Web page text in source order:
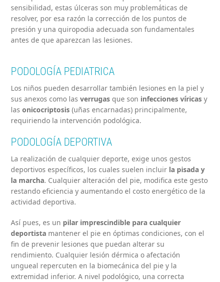
sensibilidad, estas úlceras son muy problemáticas de
resolver, por esa razón la corrección de los puntos de
presión y una quiropodia adecuada son fundamentales
antes de que aparezcan las lesiones.
PODOLOGÍA PEDIATRICA
Los niños pueden desarrollar también lesiones en la piel y
sus anexos como lasverrugas que son infecciones víricas y
lasonicocriptosis (uñas encarnadas) principalmente,
requiriendo la intervención podológica.
PODOLOGÍA DEPORTIVA
La realización de cualquier deporte, exige unos gestos
deportivos específicos, los cuales suelen incluir la pisada y
la marcha. Cualquier alteración del pie, modifica este gesto
restando eficiencia y aumentando el costo energético de la
actividad deportiva.
Así pues, es un pilar imprescindible para cualquier
deportista mantener el pie en óptimas condiciones, con el
fin de prevenir lesiones que puedan alterar su
rendimiento. Cualquier lesión dérmica o afectación
ungueal repercuten en la biomecánica del pie y la
extremidad inferior. A nivel podológico, una correcta